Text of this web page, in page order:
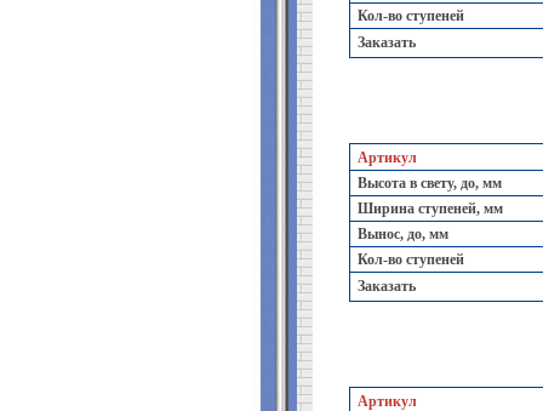
Кол-во ступеней
Заказать
Артикул
Высота в свету, до, мм
Ширина ступеней, мм
Вынос, до, мм
Кол-во ступеней
Заказать
Артикул